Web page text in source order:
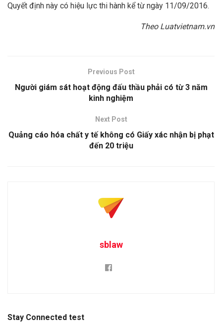
Quyết định này có hiệu lực thi hành kể từ ngày 11/09/2016.
Theo Luatvietnam.vn
Previous Post
Người giám sát hoạt động đấu thầu phải có từ 3 năm
kinh nghiệm
Next Post
Quảng cáo hóa chất y tế không có Giấy xác nhận bị phạt
đến 20 triệu
sblaw
Stay Connected test